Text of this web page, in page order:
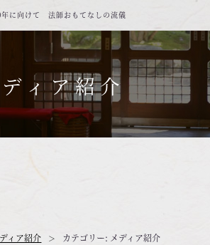
年に向けて 法師おもてなしの流儀
ィア紹介
ィア紹介 カテゴリー: メディア紹介